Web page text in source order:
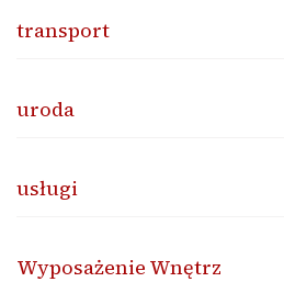
transport
uroda
usługi
Wyposażenie Wnętrz